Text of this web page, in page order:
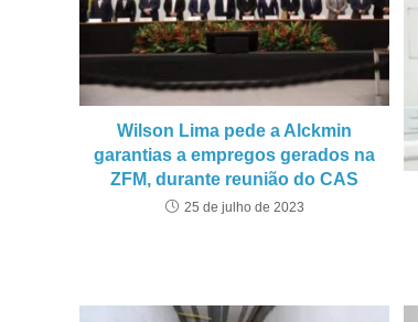
Wilson Lima pede a Alckmin
garantias a empregos gerados na
ZFM, durante reunião do CAS
25 de julho de 2023